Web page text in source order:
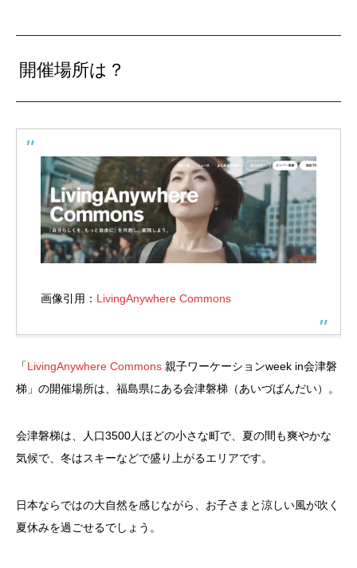
開催場所は？
画像引用： LivingAnywhere Commons
「LivingAnywhere Commons 親子ワーケーションweek in会津磐
梯」の開催場所は、福島県にある会津磐梯（あいづばんだい）。
会津磐梯は、人口3500人ほどの小さな町で、夏の間も爽やかな
気候で、冬はスキーなどで盛り上がるエリアです。
日本ならではの大自然を感じながら、お子さまと涼しい風が吹く
夏休みを過ごせるでしょう。